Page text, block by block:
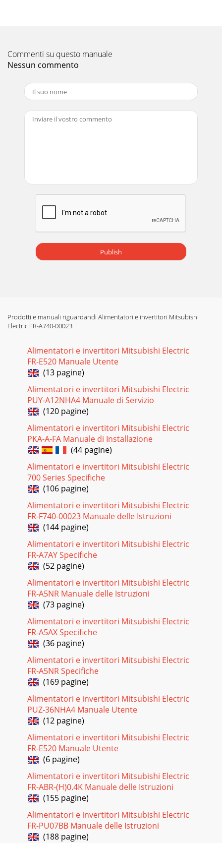
Commenti su questo manuale
Nessun commento
Publish
Prodotti e manuali riguardandi Alimentatori e invertitori Mitsubishi
Electric FR-A740-00023
Alimentatori e invertitori Mitsubishi Electric
FR-E520 Manuale Utente
(13 pagine)
Alimentatori e invertitori Mitsubishi Electric
PUY-A12NHA4 Manuale di Servizio
(120 pagine)
Alimentatori e invertitori Mitsubishi Electric
PKA-A-FA Manuale di Installazione
(44 pagine)
Alimentatori e invertitori Mitsubishi Electric
700 Series Specifiche
(106 pagine)
Alimentatori e invertitori Mitsubishi Electric
FR-F740-00023 Manuale delle Istruzioni
(144 pagine)
Alimentatori e invertitori Mitsubishi Electric
FR-A7AY Specifiche
(52 pagine)
Alimentatori e invertitori Mitsubishi Electric
FR-A5NR Manuale delle Istruzioni
(73 pagine)
Alimentatori e invertitori Mitsubishi Electric
FR-A5AX Specifiche
(36 pagine)
Alimentatori e invertitori Mitsubishi Electric
FR-A5NR Specifiche
(169 pagine)
Alimentatori e invertitori Mitsubishi Electric
PUZ-36NHA4 Manuale Utente
(12 pagine)
Alimentatori e invertitori Mitsubishi Electric
FR-E520 Manuale Utente
(6 pagine)
Alimentatori e invertitori Mitsubishi Electric
FR-ABR-(H)0.4K Manuale delle Istruzioni
(155 pagine)
Alimentatori e invertitori Mitsubishi Electric
FR-PU07BB Manuale delle Istruzioni
(188 pagine)